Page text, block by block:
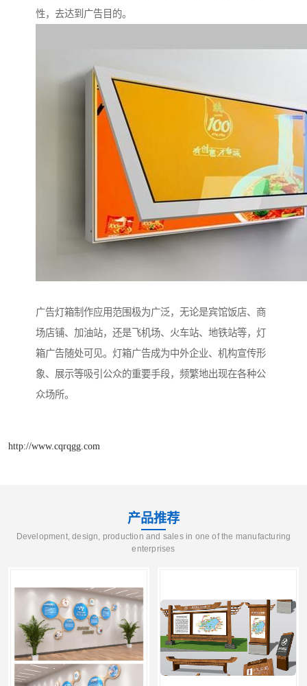
性，去达到广告目的。
广告灯箱制作应用范围极为广泛，无论是宾馆饭店、商
场店铺、加油站，还是飞机场、火车站、地铁站等，灯
箱广告随处可见。灯箱广告成为中外企业、机构宣传形
象、展示等吸引公众的重要手段，频繁地出现在各种公
众场所。
http://www.cqrqgg.com
产品推荐
Development, design, production and sales in one of the manufacturing
enterprises